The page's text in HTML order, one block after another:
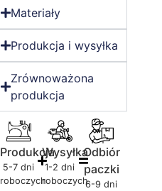
Materiały
Produkcja i wysyłka
Zrównoważona
produkcja
Produkcja
5-7 dni
roboczych
Wysyłka
1-2 dni
roboczych
Odbiór
paczki
6-9 dni